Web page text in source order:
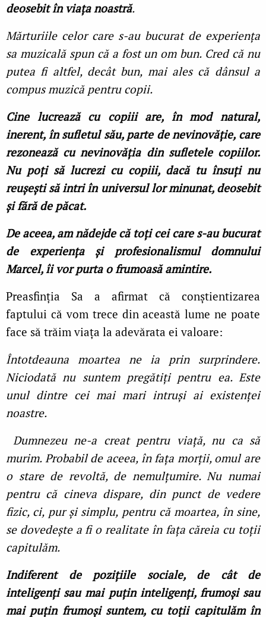
deosebit în viața noastră.
Mărturiile celor care s-au bucurat de experiența
sa muzicală spun că a fost un om bun. Cred că nu
putea fi altfel, decât bun, mai ales că dânsul a
compus muzică pentru copii.
Cine lucrează cu copiii are, în mod natural,
inerent, în sufletul său, parte de nevinovăție, care
rezonează cu nevinovăția din sufletele copiilor.
Nu poți să lucrezi cu copiii, dacă tu însuți nu
reușești să intri în universul lor minunat, deosebit
și fără de păcat.
De aceea, am nădejde că toți cei care s-au bucurat
de experiența și profesionalismul domnului
Marcel, îi vor purta o frumoasă amintire.
Preasfinția Sa a afirmat că conștientizarea
faptului că vom trece din această lume ne poate
face să trăim viața la adevărata ei valoare:
Întotdeauna moartea ne ia prin surprindere.
Niciodată nu suntem pregătiți pentru ea. Este
unul dintre cei mai mari intruși ai existenței
noastre.
Dumnezeu ne-a creat pentru viață, nu ca să
murim. Probabil de aceea, în fața morții, omul are
o stare de revoltă, de nemulțumire. Nu numai
pentru că cineva dispare, din punct de vedere
fizic, ci, pur și simplu, pentru că moartea, în sine,
se dovedește a fi o realitate în fața căreia cu toții
capitulăm.
Indiferent de pozițiile sociale, de cât de
inteligenți sau mai puțin inteligenți, frumoși sau
mai puțin frumoși suntem, cu toții capitulăm în